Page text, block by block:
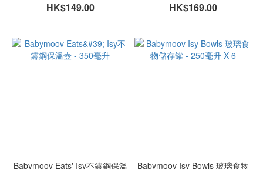
HK$149.00 HK$169.00
Babymoov Eats' Isy不鏽鋼保溫
Babymoov Isy Bowls 玻璃食物